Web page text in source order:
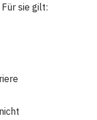
Für sie gilt: